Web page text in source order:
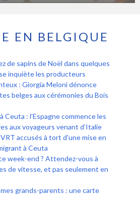
EN BELGIQUE
de sapins de Noël dans quelques
inquiète les producteurs
: Giorgia Meloni dénonce
belges aux cérémonies du Bois
Ceuta : l’Espagne commence les
aux voyageurs venant d’Italie
accusés à tort d'une mise en
à Ceuta
week-end ? Attendez-vous à
de vitesse, et pas seulement en
grands-parents : une carte